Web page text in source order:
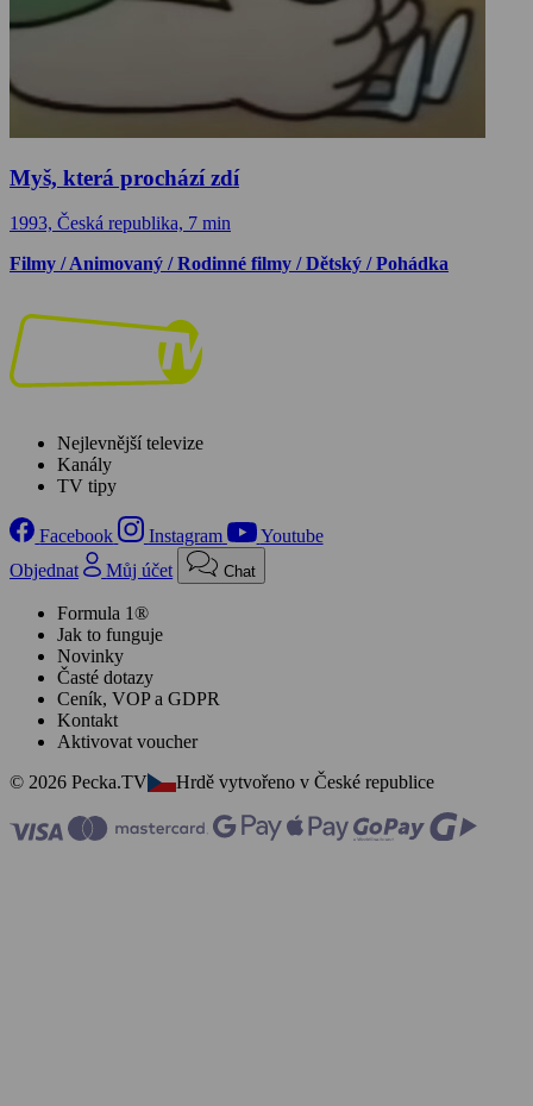
Myš, která prochází zdí
1993, Česká republika, 7 min
Filmy / Animovaný / Rodinné filmy / Dětský / Pohádka
Nejlevnější televize
Kanály
TV tipy
Facebook Instagram
Youtube
Objednat
Můj účet Chat
Formula 1®
Jak to funguje
Novinky
Časté dotazy
Ceník, VOP a GDPR
Kontakt
Aktivovat voucher
© 2026 Pecka.TV
Hrdě vytvořeno v České republice